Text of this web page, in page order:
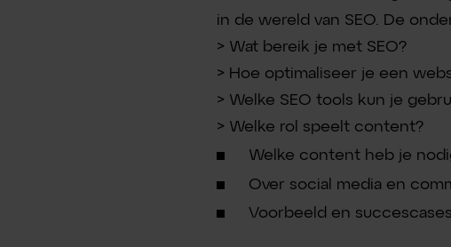
in de wereld van SEO. De
> Wat bereik je met SEO?
> Hoe optimaliseer je een
> Welke SEO tools kun je
> Welke rol speelt content?
Welke content heb je
Over social media en
Voorbeeld en succescases